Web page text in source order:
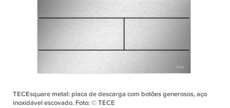
TECEsquare metal: placa de descarga com botões generosos, aço
inoxidável escovado. Foto: © TECE